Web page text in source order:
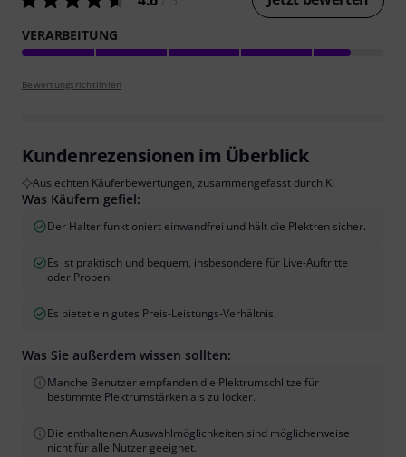
VERARBEITUNG
Bewertungsrichtlinien
Kundenrezensionen im Überblick
Aus echten Käuferbewertungen, zusammengefasst durch KI
Was Käufern gefiel:
Der Halter funktioniert einwandfrei und hält die Plektren sicher.
Es ist praktisch und bequem, insbesondere für Live-Auftritte
oder Proben.
Es bietet ein gutes Preis-Leistungs-Verhältnis.
Was Sie außerdem wissen sollten:
Manche Benutzer empfanden die Plektrumschlitze für
bestimmte Plektrumstärken als zu locker.
Die enthaltenen Auswahlmöglichkeiten sind möglicherweise
nicht für alle Nutzer geeignet.